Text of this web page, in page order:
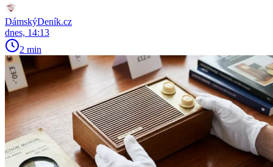
DámskýDeník.cz
dnes, 14:13
2 min